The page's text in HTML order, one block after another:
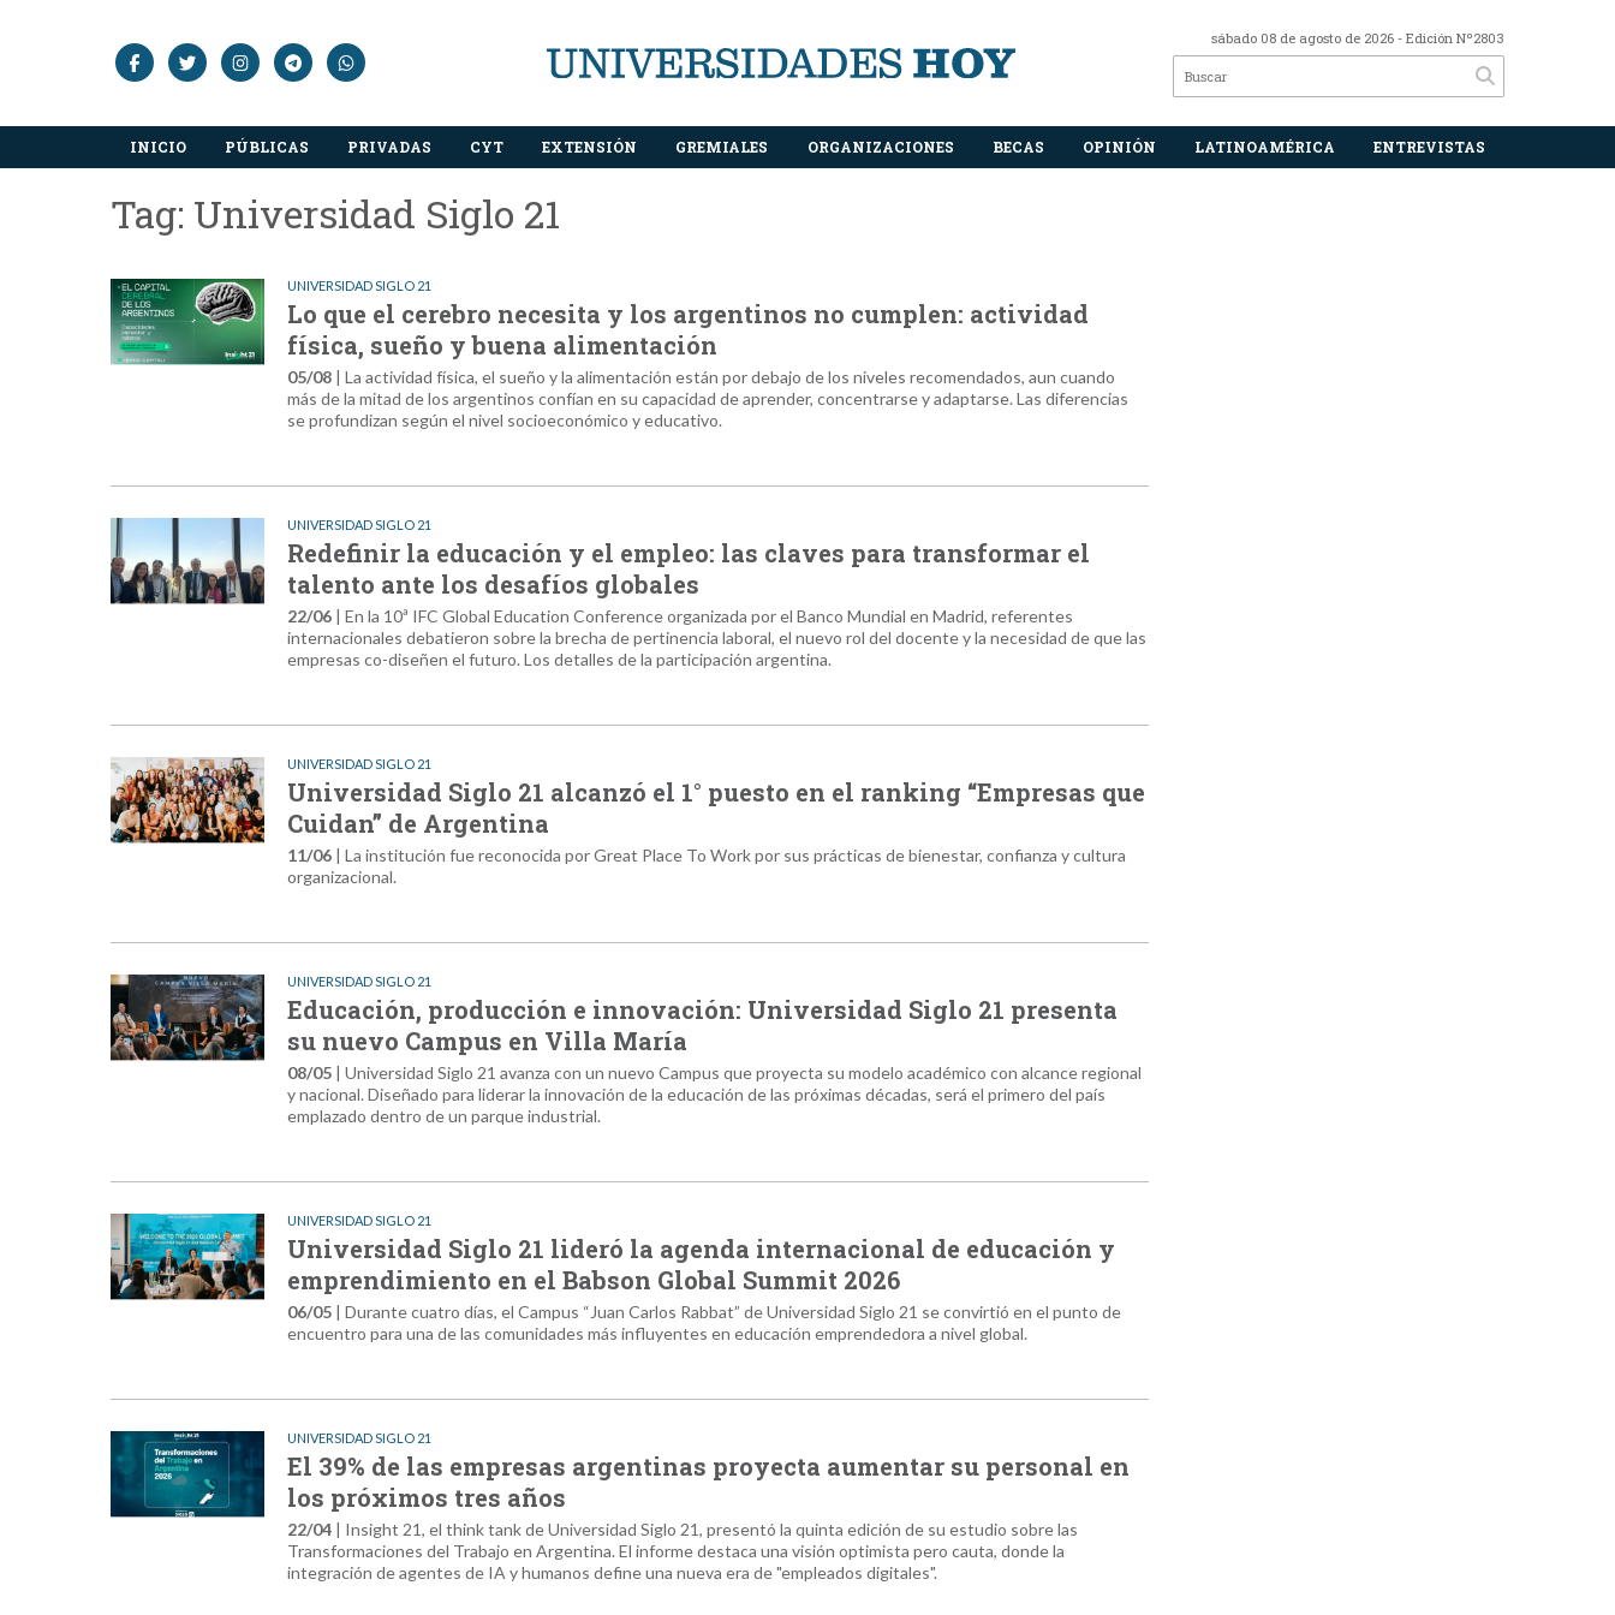
sábado 08 de agosto de 2026 - Edición Nº2803
INICIO PÚBLICAS PRIVADAS CYT EXTENSIÓN GREMIALES ORGANIZACIONES BECAS OPINIÓN LATINOAMÉRICA ENTREVISTAS
Tag: Universidad Siglo 21
UNIVERSIDAD SIGLO 21
Lo que el cerebro necesita y los argentinos no cumplen: actividad
física, sueño y buena alimentación
05/08 | La actividad física, el sueño y la alimentación están por debajo de los niveles recomendados, aun cuando
más de la mitad de los argentinos confían en su capacidad de aprender, concentrarse y adaptarse. Las diferencias
se profundizan según el nivel socioeconómico y educativo.
UNIVERSIDAD SIGLO 21
Redefinir la educación y el empleo: las claves para transformar el
talento ante los desafíos globales
22/06 | En la 10ª IFC Global Education Conference organizada por el Banco Mundial en Madrid, referentes
internacionales debatieron sobre la brecha de pertinencia laboral, el nuevo rol del docente y la necesidad de que las
empresas co-diseñen el futuro. Los detalles de la participación argentina.
UNIVERSIDAD SIGLO 21
Universidad Siglo 21 alcanzó el 1° puesto en el ranking “Empresas que
Cuidan” de Argentina
11/06 | La institución fue reconocida por Great Place To Work por sus prácticas de bienestar, confianza y cultura
organizacional.
UNIVERSIDAD SIGLO 21
Educación, producción e innovación: Universidad Siglo 21 presenta
su nuevo Campus en Villa María
08/05 | Universidad Siglo 21 avanza con un nuevo Campus que proyecta su modelo académico con alcance regional
y nacional. Diseñado para liderar la innovación de la educación de las próximas décadas, será el primero del país
emplazado dentro de un parque industrial.
UNIVERSIDAD SIGLO 21
Universidad Siglo 21 lideró la agenda internacional de educación y
emprendimiento en el Babson Global Summit 2026
06/05 | Durante cuatro días, el Campus “Juan Carlos Rabbat” de Universidad Siglo 21 se convirtió en el punto de
encuentro para una de las comunidades más influyentes en educación emprendedora a nivel global.
UNIVERSIDAD SIGLO 21
El 39% de las empresas argentinas proyecta aumentar su personal en
los próximos tres años
22/04 | Insight 21, el think tank de Universidad Siglo 21, presentó la quinta edición de su estudio sobre las
Transformaciones del Trabajo en Argentina. El informe destaca una visión optimista pero cauta, donde la
integración de agentes de IA y humanos define una nueva era de "empleados digitales".